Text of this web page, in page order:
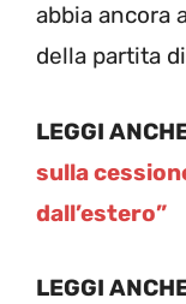
abbia ancora
della partita
LEGGI
sulla
dall’estero”
LEGGI